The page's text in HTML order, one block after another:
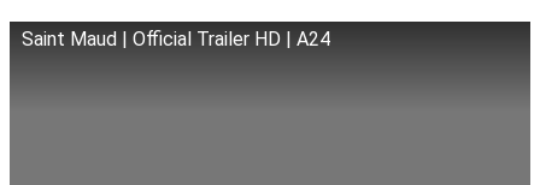
Saint Maud | Official Trailer HD | A24